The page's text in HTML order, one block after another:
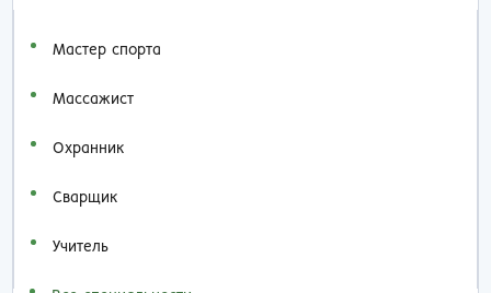
Мастер спорта
Массажист
Охранник
Сварщик
Учитель